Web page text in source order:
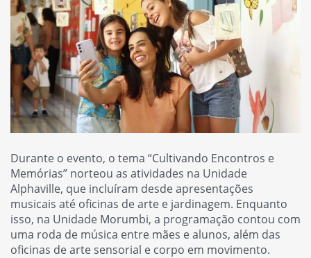
Durante o evento, o tema “Cultivando Encontros e
Memórias” norteou as atividades na Unidade
Alphaville, que incluíram desde apresentações
musicais até oficinas de arte e jardinagem. Enquanto
isso, na Unidade Morumbi, a programação contou com
uma roda de música entre mães e alunos, além das
oficinas de arte sensorial e corpo em movimento.